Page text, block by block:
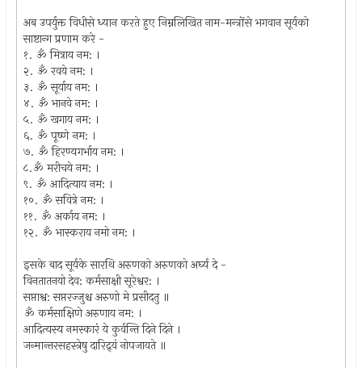
अब उपर्युक्त विधीसे ध्यान करते हुए निम्नलिखित नाम-मन्त्रोंसे भगवान सूर्यको
साष्टान्ग प्रणाम करे -
१. ॐ मित्राय नम: ।
२. ॐ रवये नम: ।
३. ॐ सूर्याय नम: ।
४. ॐ भानवे नम: ।
५. ॐ खगाय नम: ।
६. ॐ पूष्णे नम: ।
७. ॐ हिरण्यगर्भाय नम: ।
८.ॐ मरीचये नम: ।
९. ॐ आदित्याय नम: ।
१०. ॐ सवित्रे नम: ।
११. ॐ अर्काय नम: ।
१२. ॐ भास्कराय नमो नम: ।
इसके बाद सूर्यके सारथि अरुणको अरुणको अर्घ्य दे -
विनतातनयो देव: कर्मसाक्षी सूरेश्वर: ।
सप्ताश्व: सप्तरज्जुश्च अरुणो मे प्रसीदतु ॥
ॐ कर्मसाक्षिणे अरुणाय नम: ।
आदित्यस्य नमस्कारं ये कुर्वन्ति दिने दिने ।
जन्मान्तरसहस्त्रेषु दारिद्र्यं नोपजायते ॥